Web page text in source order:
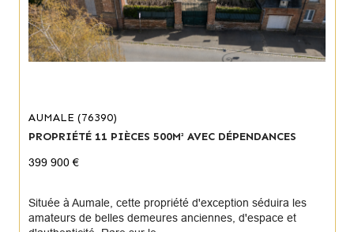
AUMALE (76390)
PROPRIÉTÉ 11 PIÈCES 500M² AVEC DÉPENDANCES
399 900 €
Située à Aumale, cette propriété d'exception séduira les
amateurs de belles demeures anciennes, d'espace et